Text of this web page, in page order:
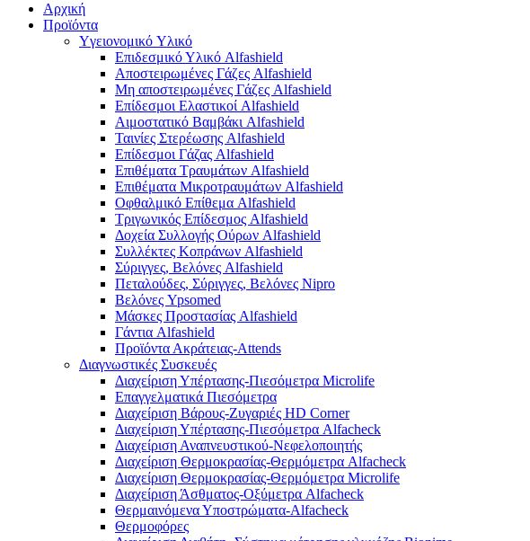
Αρχική
Προϊόντα
Yγειονομικό Yλικό
Επιδεσμικό Υλικό Alfashield
Αποστειρωμένες Γάζες Alfashield
Μη αποστειρωμένες Γάζες Alfashield
Επίδεσμοι Ελαστικοί Alfashield
Αιμοστατικό Βαμβάκι Alfashield
Ταινίες Στερέωσης Alfashield
Επίδεσμοι Γάζας Alfashield
Επιθέματα Τραυμάτων Alfashield
Επιθέματα Μικροτραυμάτων Alfashield
Οφθαλμικό Eπίθεμα Alfashield
Τριγωνικός Επίδεσμος Alfashield
Δοχεία Συλλογής Ούρων Alfashield
Συλλέκτες Κοπράνων Alfashield
Σύριγγες, Βελόνες Alfashield
Πεταλούδες, Σύριγγες, Βελόνες Nipro
Βελόνες Ypsomed
Μάσκες Προστασίας Alfashield
Γάντια Alfashield
Προϊόντα Ακράτειας-Attends
Διαγνωστικές Συσκευές
Διαχείριση Υπέρτασης-Πιεσόμετρα Microlife
Επαγγελματικά Πιεσόμετρα
Διαχείριση Βάρους-Ζυγαριές HD Corner
Διαχείριση Υπέρτασης-Πιεσόμετρα Alfacheck
Διαχείριση Αναπνευστικού-Νεφελοποιητής
Διαχείριση Θερμοκρασίας-Θερμόμετρα Alfacheck
Διαχείριση Θερμοκρασίας-Θερμόμετρα Microlife
Διαχείριση Άσθματος-Οξύμετρα Alfacheck
Θερμαινόμενα Υποστρώματα-Alfacheck
Θερμοφόρες